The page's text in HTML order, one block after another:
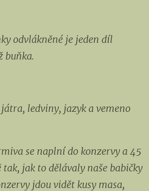
odvlákněné je jeden díl
buňka.
játra, ledviny, jazyk a vemeno
se naplní do konzervy a 45
jak to dělávaly naše babičky
jdou vidět kusy masa,